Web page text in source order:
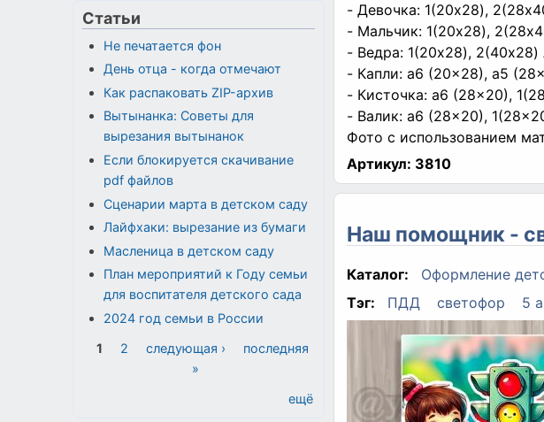
- Девочка: 1(20x28),
- Мальчик: 1(20x28),
- Ведра: 1(20x28), 2(40x28)
- Капли: a6 (20x28), a5
- Кисточка: a6 (28x20),
- Валик: a6 (28x20),
Фото с использованием
Артикул: 3810
Наш помощник -
Каталог:
Оформление
Тэг:
ПДД светофор 5
Статьи
Не печатается фон
День отца - когда отмечают
Как распаковать ZIP-архив
Вытынанка: Советы для
вырезания вытынанок
Если блокируется скачивание
pdf файлов
Сценарии марта в детском саду
Лайфхаки: вырезание из бумаги
Масленица в детском саду
План мероприятий к Году семьи
для воспитателя детского сада
2024 год семьи в России
Страницы
1 2 следующая ›
последняя
»
ещё